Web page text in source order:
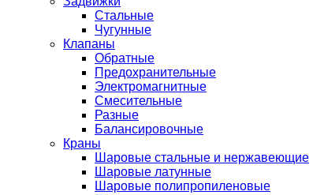
Стальные
Чугунные
Клапаны
Обратные
Предохранительные
Электромагнитные
Смесительные
Разные
Балансировочные
Краны
Шаровые стальные и нержавеющие
Шаровые латунные
Шаровые полипропиленовые